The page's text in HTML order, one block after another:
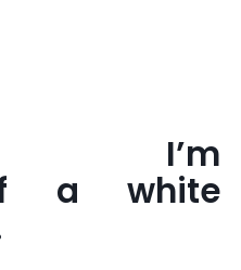
I’m
a white